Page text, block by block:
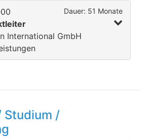
Dauer: 51 Monate
International GmbH
Studium /